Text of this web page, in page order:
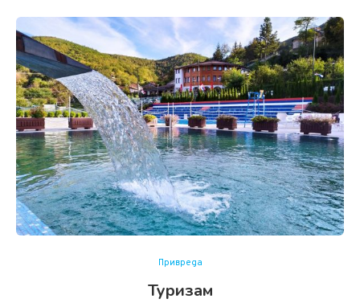
Привреда
Туризам